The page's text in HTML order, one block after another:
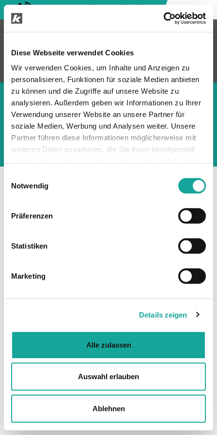
Diese Webseite verwendet Cookies
Wir verwenden Cookies, um Inhalte und Anzeigen zu
personalisieren, Funktionen für soziale Medien anbieten
zu können und die Zugriffe auf unsere Website zu
analysieren. Außerdem geben wir Informationen zu Ihrer
Verwendung unserer Website an unsere Partner für
soziale Medien, Werbung und Analysen weiter. Unsere
Partner führen diese Informationen möglicherweise mit
weiteren Daten zusammen, die Sie ihnen bereitgestellt
Notwendig
Präferenzen
Statistiken
Marketing
Details zeigen
Alle zulassen
Auswahl erlauben
Ablehnen
Notdienst: 05371 932929
AGB Impressum Datenschutz
Barrierefreiheitserklärung